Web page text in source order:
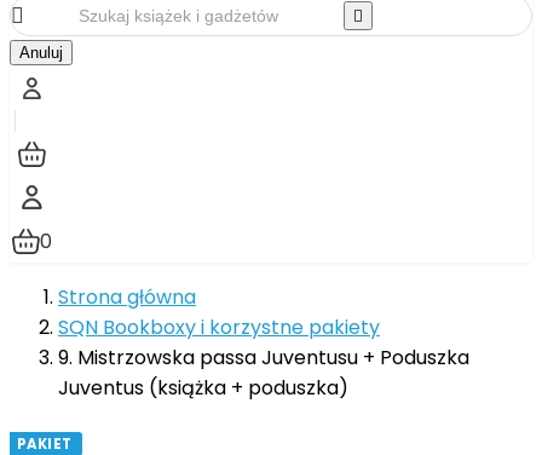


Anuluj
0
Strona główna
SQN Bookboxy i korzystne pakiety
9. Mistrzowska passa Juventusu + Poduszka
Juventus (książka + poduszka)
PAKIET